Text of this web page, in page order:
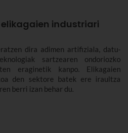
industriari
dira adimen artifiziala, datu-
sartzearen ondoriozko
eraginetik kanpo. Elikagaien
den sektore batek ere iraultza
berri izan behar du.